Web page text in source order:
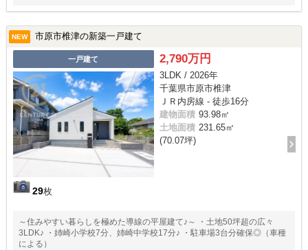
NEW 市原市椎津の新築一戸建て
一戸建て
29枚
2,790万円
3LDK / 2026年
千葉県市原市椎津
ＪＲ内房線 - 徒歩16分
建物面積 93.98㎡
土地面積 231.65㎡
(70.07坪)
～住みやすい暮らしを極めた導線の平屋建て♪～ ・土地50坪超の広々
3LDK♪ ・姉崎小学校7分、姉崎中学校17分♪ ・駐車場3台分確保◎（車種
による）